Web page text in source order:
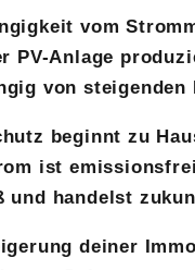
vom
PV-Anlage
von steigenden
beginnt zu
ist
und handelst
deiner